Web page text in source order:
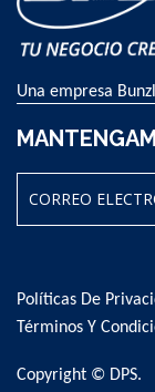
Una empresa Bunzl
Our
Newsletter:
Políticas De
Términos Y
Copyright © DPS.